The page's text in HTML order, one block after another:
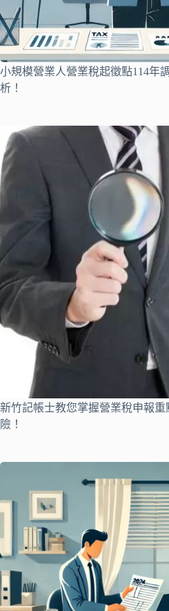
小規模營業人營業稅起徵點114年
析！
新竹記帳士教您掌握營業稅申報
險！